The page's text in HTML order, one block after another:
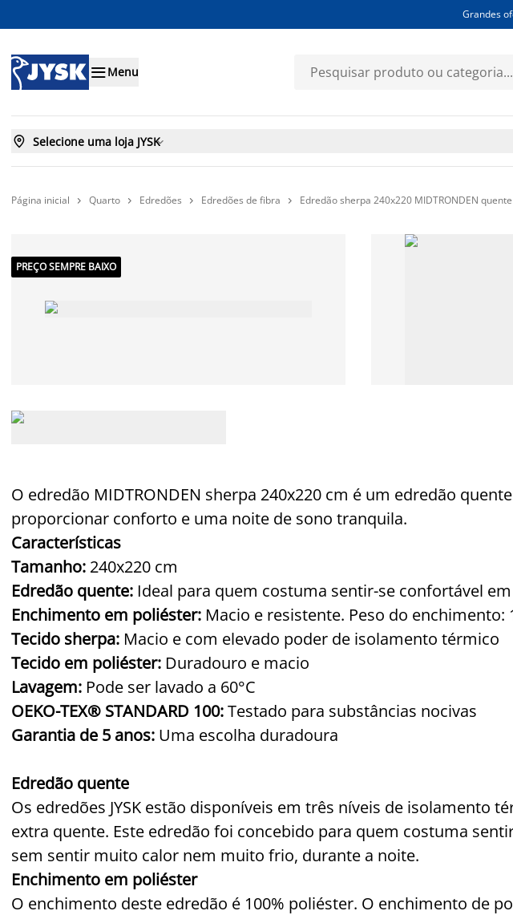
Grandes
Menu
 Selecione uma loja JYSK
Página inicial  Quarto  Edredões  Edredões de fibra  Edredão sherpa 240x220 MIDTRONDEN quente
PREÇO SEMPRE BAIXO
O edredão MIDTRONDEN sherpa 240x220 cm é um edredão
proporcionar conforto e uma noite de sono tranquila.
Características
Tamanho: 240x220 cm
Edredão quente: Ideal para quem costuma sentir-se confortável
Enchimento em poliéster: Macio e resistente. Peso do enchimento:
Tecido sherpa: Macio e com elevado poder de isolamento térmico
Tecido em poliéster: Duradouro e macio
Lavagem: Pode ser lavado a 60°C
OEKO-TEX® STANDARD 100:Testado para substâncias nocivas
Garantia de 5 anos: Uma escolha duradoura
Edredão quente
Os edredões JYSK estão disponíveis em três níveis de isolamento
extra quente. Este edredão foi concebido para quem costuma
sem sentir muito calor nem muito frio, durante a noite.
Enchimento em poliéster
O enchimento deste edredão é 100% poliéster. O enchimento de